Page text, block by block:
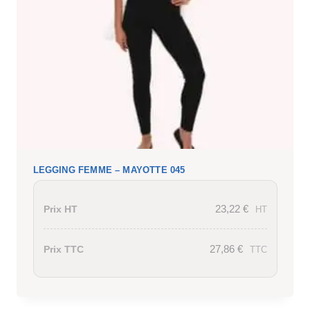
LEGGING FEMME – MAYOTTE 045
Prix HT 23,22 € HT
Prix TTC 27,86 € TTC